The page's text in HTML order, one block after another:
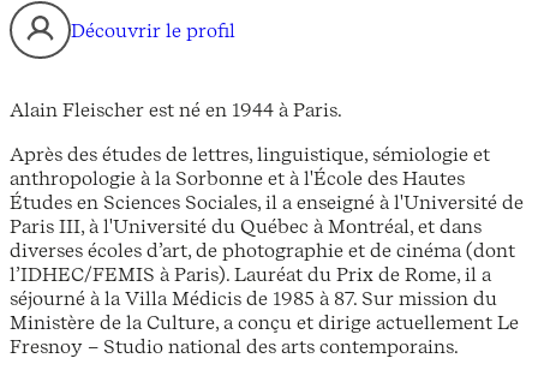
Découvrir le profil
Alain Fleischer est né en 1944 à Paris.
Après des études de lettres, linguistique, sémiologie et
anthropologie à la Sorbonne et à l'École des Hautes
Études en Sciences Sociales, il a enseigné à l'Université de
Paris III, à l'Université du Québec à Montréal, et dans
diverses écoles d’art, de photographie et de cinéma (dont
l’IDHEC/FEMIS à Paris). Lauréat du Prix de Rome, il a
séjourné à la Villa Médicis de 1985 à 87. Sur mission du
Ministère de la Culture, a conçu et dirige actuellement Le
Fresnoy – Studio national des arts contemporains.